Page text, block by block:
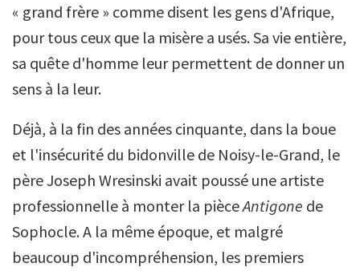
« grand frère » comme disent les gens d'Afrique,
pour tous ceux que la misère a usés. Sa vie entière,
sa quête d'homme leur permettent de donner un
sens à la leur.
Déjà, à la fin des années cinquante, dans la boue
et l'insécurité du bidonville de Noisy-le-Grand, le
père Joseph Wresinski avait poussé une artiste
professionnelle à monter la pièceAntigone de
Sophocle. A la même époque, et malgré
beaucoup d'incompréhension, les premiers